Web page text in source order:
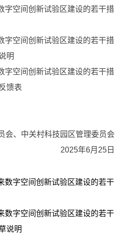
空间创新试验区建设的若干措
空间创新试验区建设的若干措
明
空间创新试验区建设的若干措
馈表
、中关村科技园区管理委员会
2025年6月25日
数字空间创新试验区建设的若干
数字空间创新试验区建设的若干
说明